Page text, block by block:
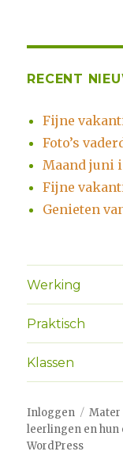
RECENT
Fijne
Foto’s
Maand juni
Fijne
Genieten
Werking
Praktisch
Klassen
Inloggen Mater
leerlingen en hun
WordPress